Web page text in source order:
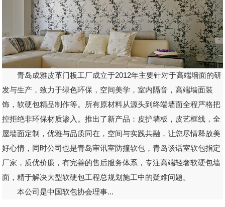
青岛成雅皮革门板工厂成立于2012年主要针对于高端墙面的研
发与生产，致力于绿色环保，空间美学，室内隔音，高端墙面装
饰，软硬包精品制作等。所有原材料从源头到终端墙面全程严格把
控拒绝非环保材质渗入。推出了新产品：皮护墙板，皮艺框线，全
屋墙面定制，优雅与品质同在，空间与实践共融，让您尽情释放美
好心情，同时公司也是青岛审讯室防撞软包，青岛谈话室软包指定
厂家，质优价廉，有完善的售后服务体系，专注高端轻奢软硬包墙
面，精于解决大型软硬包工程总规划施工中的疑难问题。
本公司是中国软包协会理事...